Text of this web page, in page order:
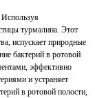
спользуя
турмалина. Этот
испускает природные
бактерий в ротовой
эффективно
и устраняет
в ротовой полости,